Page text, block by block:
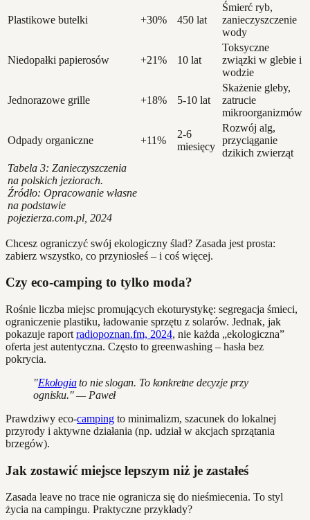
Plastikowe butelki +30% 450 lat
Śmierć ryb,
zanieczyszczenie
wody
Niedopałki papierosów +21% 10 lat
Toksyczne
związki w glebie i
wodzie
Jednorazowe grille +18% 5-10 lat
Skażenie gleby,
zatrucie
mikroorganizmów
Odpady organiczne +11%
2-6
miesięcy
Rozwój alg,
przyciąganie
dzikich zwierząt
Tabela 3: Zanieczyszczenia
na polskich jeziorach.
Źródło: Opracowanie własne
na podstawie
pojezierza.com.pl, 2024
Chcesz ograniczyć swój ekologiczny ślad? Zasada jest prosta:
zabierz wszystko, co przyniosłeś – i coś więcej.
Czy eco-camping to tylko moda?
Rośnie liczba miejsc promujących ekoturystykę: segregacja śmieci,
ograniczenie plastiku, ładowanie sprzętu z solarów. Jednak, jak
pokazuje raport radiopoznan.fm, 2024, nie każda „ekologiczna”
oferta jest autentyczna. Często to greenwashing – hasła bez
pokrycia.
"Ekologiato nie slogan. To konkretne decyzje przy
ognisku." — Paweł
Prawdziwy eco-camping to minimalizm, szacunek do lokalnej
przyrody i aktywne działania (np. udział w akcjach sprzątania
brzegów).
Jak zostawić miejsce lepszym niż je zastałeś
Zasada leave no trace nie ogranicza się do nieśmiecenia. To styl
życia na campingu. Praktyczne przykłady?